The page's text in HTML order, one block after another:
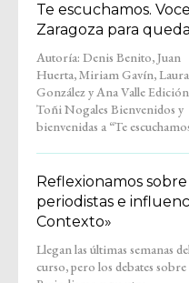
Te escuchamos.
Zaragoza para
Autoría: Denis Benito, Juan
Huerta, Miriam Gavín, Laura
González y Ana Valle Edición:
Toñi Nogales Bienvenidos y
bienvenidas a “Te
Voces de quienes llegaron a
Zaragoza para quedarse”. Un
espacio tranquilo, hecho para
escuchar sin prisas y
Reflexionamos
periodistas e
Contexto»
Llegan las últimas semanas
curso, pero los debates sobre
nuestro propio podcast
#Entremedios. Laura Jiménez,